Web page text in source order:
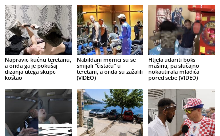
Napravio kućnu teretanu,
a onda ga je pokušaj
dizanja utega skupo
koštao
Nabildani momci su se
smijali “čistaču” u
teretani, a onda su zažalili
(VIDEO)
Htjela udariti boks
mašinu, pa slučajno
nokautirala mladića
pored sebe (VIDEO)